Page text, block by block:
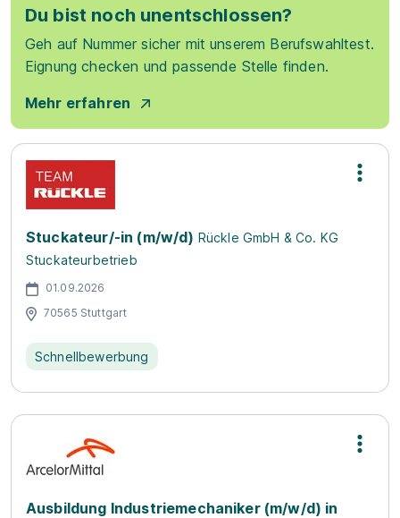
Du bist noch unentschlossen?
Geh auf Nummer sicher mit unserem Berufswahltest.
Eignung checken und passende Stelle finden.
Mehr erfahren
Stuckateur/-in (m/w/d) Rückle GmbH & Co. KG
Stuckateurbetrieb
01.09.2026
70565 Stuttgart
Schnellbewerbung
Ausbildung Industriemechaniker (m/w/d) in